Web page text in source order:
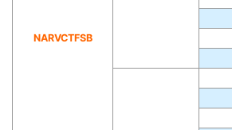
NARVCTFSB